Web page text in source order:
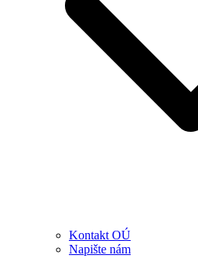
Kontakt OÚ
Napište nám